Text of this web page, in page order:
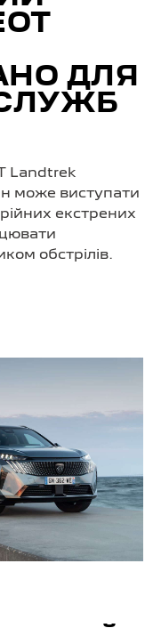
ДЛЯ
Landtrek
може виступати
екстрених
обстрілів.